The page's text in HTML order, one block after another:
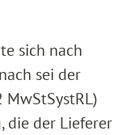
sich nach
sei der
MwStSystRL)
die der Lieferer